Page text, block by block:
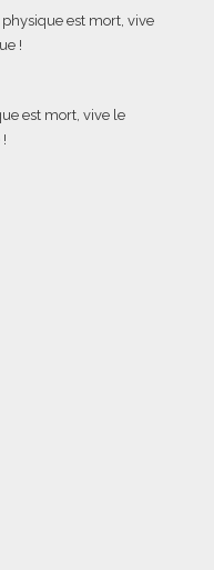
est mort, vive
!
est mort, vive le